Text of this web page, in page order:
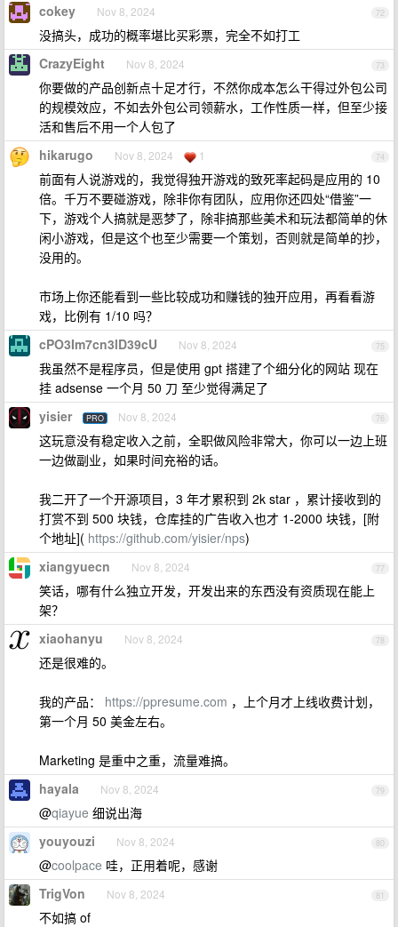
72
cokey Nov 8, 2024
没搞头，成功的概率堪比买彩票，完全不如打工
73
CrazyEight Nov 8, 2024
你要做的产品创新点十足才行，不然你成本怎么干得过外包公司
的规模效应，不如去外包公司领薪水，工作性质一样，但至少接
活和售后不用一个人包了
74
hikarugo Nov 8, 2024 1
前面有人说游戏的，我觉得独开游戏的致死率起码是应用的 10
倍。千万不要碰游戏，除非你有团队，应用你还四处“借鉴”一
下，游戏个人搞就是恶梦了，除非搞那些美术和玩法都简单的休
闲小游戏，但是这个也至少需要一个策划，否则就是简单的抄，
没用的。
市场上你还能看到一些比较成功和赚钱的独开应用，再看看游
戏，比例有 1/10 吗？
75
cPO3Im7cn3lD39cU Nov 8, 2024
我虽然不是程序员，但是使用 gpt 搭建了个细分化的网站 现在
挂 adsense 一个月 50 刀 至少觉得满足了
76
yisier PRO Nov 8, 2024
这玩意没有稳定收入之前，全职做风险非常大，你可以一边上班
一边做副业，如果时间充裕的话。
我二开了一个开源项目，3 年才累积到 2k star ，累计接收到的
打赏不到 500 块钱，仓库挂的广告收入也才 1-2000 块钱，[附
个地址]( https://github.com/yisier/nps)
77
xiangyuecn Nov 8, 2024
笑话，哪有什么独立开发，开发出来的东西没有资质现在能上
架？
78
xiaohanyu Nov 8, 2024
还是很难的。
我的产品： https://ppresume.com ，上个月才上线收费计划，
第一个月 50 美金左右。
Marketing 是重中之重，流量难搞。
79
hayala Nov 8, 2024
@qiayue 细说出海
80
youyouzi Nov 8, 2024
@coolpace 哇，正用着呢，感谢
81
TrigVon Nov 8, 2024
不如搞 of